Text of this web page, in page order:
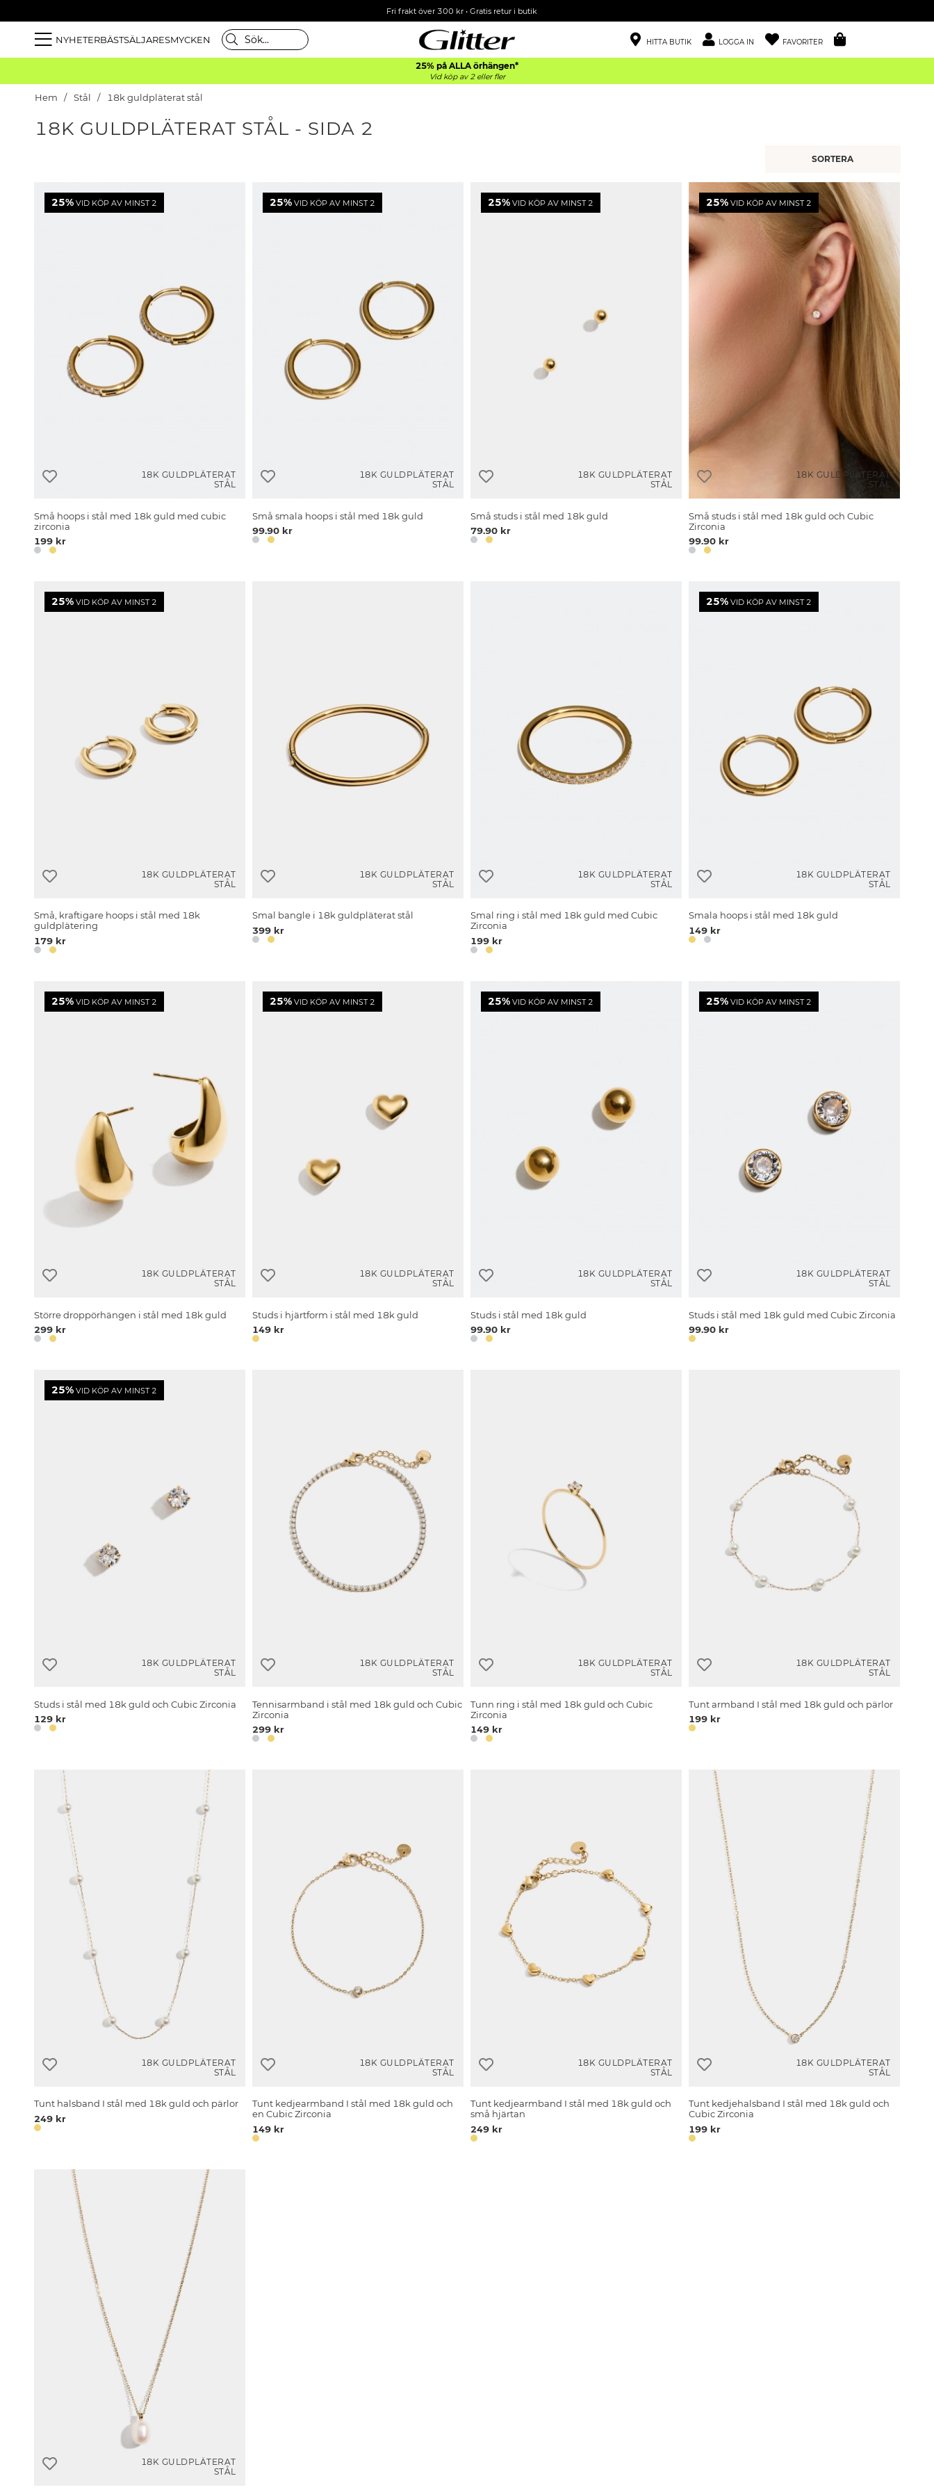
Fri frakt över 300 kr• Gratis retur i butik
NYHETERBÄSTSÄLJARESMYCKEN HITTA BUTIK LOGGA IN FAVORITER
25% på ALLA örhängen*
Vid köp av 2 eller fler
Hem Stål 18k guldpläterat stål
18K GULDPLÄTERAT STÅL - SIDA 2
25% VID KÖP AV MINST 2
18K GULDPLÄTERAT
STÅL
Små hoops i stål med 18k guld med cubic
zirconia
199 kr
25% VID KÖP AV MINST 2
18K GULDPLÄTERAT
STÅL
Små smala hoops i stål med 18k guld
99.90 kr
25% VID KÖP AV MINST 2
18K GULDPLÄTERAT
STÅL
Små studs i stål med 18k guld
79.90 kr
25% VID KÖP AV MINST 2
18K GULDPLÄTERAT
STÅL
Små studs i stål med 18k guld och Cubic
Zirconia
99.90 kr
25% VID KÖP AV MINST 2
18K GULDPLÄTERAT
STÅL
Små, kraftigare hoops i stål med 18k
guldplätering
179 kr
18K GULDPLÄTERAT
STÅL
Smal bangle i 18k guldpläterat stål
399 kr
18K GULDPLÄTERAT
STÅL
Smal ring i stål med 18k guld med Cubic
Zirconia
199 kr
25% VID KÖP AV MINST 2
18K GULDPLÄTERAT
STÅL
Smala hoops i stål med 18k guld
149 kr
25% VID KÖP AV MINST 2
18K GULDPLÄTERAT
STÅL
Större droppörhängen i stål med 18k guld
299 kr
25% VID KÖP AV MINST 2
18K GULDPLÄTERAT
STÅL
Studs i hjärtform i stål med 18k guld
149 kr
25% VID KÖP AV MINST 2
18K GULDPLÄTERAT
STÅL
Studs i stål med 18k guld
99.90 kr
25% VID KÖP AV MINST 2
18K GULDPLÄTERAT
STÅL
Studs i stål med 18k guld med Cubic Zirconia
99.90 kr
25% VID KÖP AV MINST 2
18K GULDPLÄTERAT
STÅL
Studs i stål med 18k guld och Cubic Zirconia
129 kr
18K GULDPLÄTERAT
STÅL
Tennisarmband i stål med 18k guld och Cubic
Zirconia
299 kr
18K GULDPLÄTERAT
STÅL
Tunn ring i stål med 18k guld och Cubic
Zirconia
149 kr
18K GULDPLÄTERAT
STÅL
Tunt armband I stål med 18k guld och pärlor
199 kr
18K GULDPLÄTERAT
STÅL
Tunt halsband I stål med 18k guld och pärlor
249 kr
18K GULDPLÄTERAT
STÅL
Tunt kedjearmband I stål med 18k guld och
en Cubic Zirconia
149 kr
18K GULDPLÄTERAT
STÅL
Tunt kedjearmband I stål med 18k guld och
små hjärtan
249 kr
18K GULDPLÄTERAT
STÅL
Tunt kedjehalsband I stål med 18k guld och
Cubic Zirconia
199 kr
18K GULDPLÄTERAT
STÅL